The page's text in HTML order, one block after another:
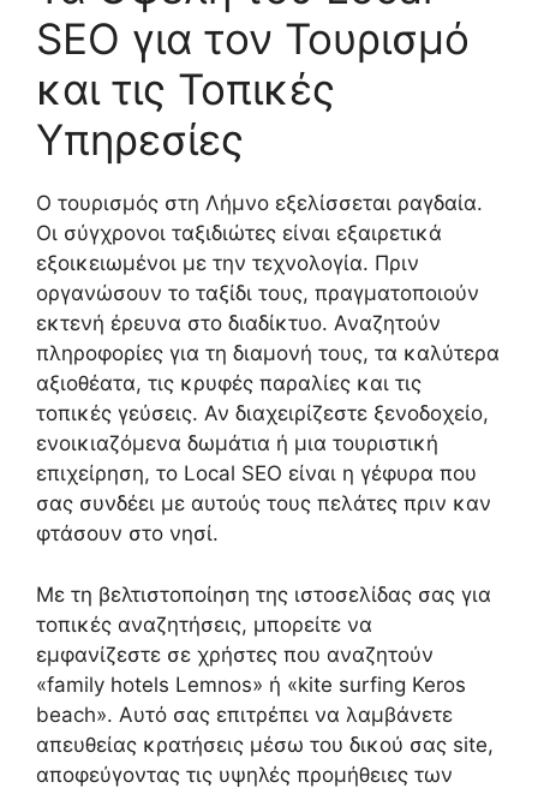
SEO για τον Τουρισμό
και τις Τοπικές
Υπηρεσίες
Ο τουρισμός στη Λήμνο εξελίσσεται ραγδαία.
Οι σύγχρονοι ταξιδιώτες είναι εξαιρετικά
εξοικειωμένοι με την τεχνολογία. Πριν
οργανώσουν το ταξίδι τους, πραγματοποιούν
εκτενή έρευνα στο διαδίκτυο. Αναζητούν
πληροφορίες για τη διαμονή τους, τα καλύτερα
αξιοθέατα, τις κρυφές παραλίες και τις
τοπικές γεύσεις. Αν διαχειρίζεστε ξενοδοχείο,
ενοικιαζόμενα δωμάτια ή μια τουριστική
επιχείρηση, το Local SEO είναι η γέφυρα που
σας συνδέει με αυτούς τους πελάτες πριν καν
φτάσουν στο νησί.
Με τη βελτιστοποίηση της ιστοσελίδας σας για
τοπικές αναζητήσεις, μπορείτε να
εμφανίζεστε σε χρήστες που αναζητούν
«family hotels Lemnos» ή «kite surfing Keros
beach». Αυτό σας επιτρέπει να λαμβάνετε
απευθείας κρατήσεις μέσω του δικού σας site,
αποφεύγοντας τις υψηλές προμήθειες των